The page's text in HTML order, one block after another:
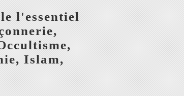
l'essentiel
Islam,